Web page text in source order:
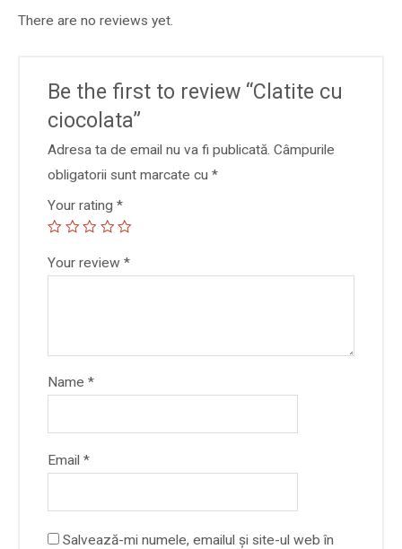
There are no reviews yet.
Be the first to review “Clatite cu
ciocolata”
Adresa ta de email nu va fi publicată. Câmpurile
obligatorii sunt marcate cu *
Your rating *
Your review *
Name *
Email *
Salvează-mi numele, emailul și site-ul web în